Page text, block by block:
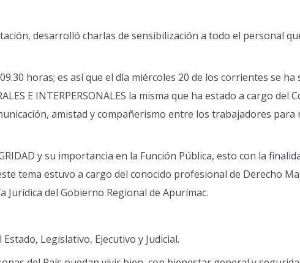
desarrolló charlas de sensibilización a todo el personal
horas; es así que el día miércoles 20 de los corrientes se ha
E INTERPERSONALES la misma que ha estado a cargo del
amistad y compañerismo entre los trabajadores para
y su importancia en la Función Pública, esto con la
tema estuvo a cargo del conocido profesional de Derecho
del Gobierno Regional de Apurímac.
Legislativo, Ejecutivo y Judicial.